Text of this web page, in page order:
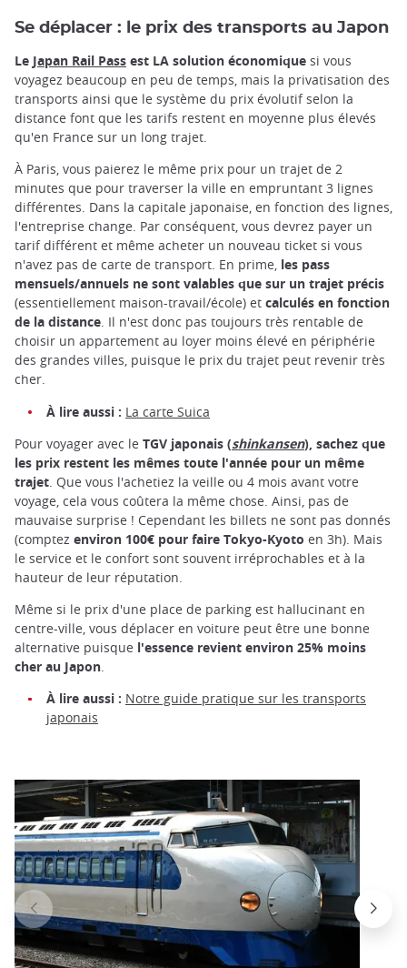
Se déplacer : le prix des transports au Japon
Le Japan Rail Pass est LA solution économique si vous
voyagez beaucoup en peu de temps, mais la privatisation des
transports ainsi que le système du prix évolutif selon la
distance font que les tarifs restent en moyenne plus élevés
qu'en France sur un long trajet.
À Paris, vous paierez le même prix pour un trajet de 2
minutes que pour traverser la ville en empruntant 3 lignes
différentes. Dans la capitale japonaise, en fonction des lignes,
l'entreprise change. Par conséquent, vous devrez payer un
tarif différent et même acheter un nouveau ticket si vous
n'avez pas de carte de transport. En prime, les pass
mensuels/annuels ne sont valables que sur un trajet précis
(essentiellement maison-travail/école) et calculés en fonction
de la distance. Il n'est donc pas toujours très rentable de
choisir un appartement au loyer moins élevé en périphérie
des grandes villes, puisque le prix du trajet peut revenir très
cher.
À lire aussi : La carte Suica
Pour voyager avec le TGV japonais (shinkansen), sachez que
les prix restent les mêmes toute l'année pour un même
trajet . Que vous l'achetiez la veille ou 4 mois avant votre
voyage, cela vous coûtera la même chose. Ainsi, pas de
mauvaise surprise ! Cependant les billets ne sont pas donnés
(comptez environ 100€ pour faire Tokyo-Kyoto en 3h). Mais
le service et le confort sont souvent irréprochables et à la
hauteur de leur réputation.
Même si le prix d'une place de parking est hallucinant en
centre-ville, vous déplacer en voiture peut être une bonne
alternative puisque l'essence revient environ 25% moins
cher au Japon.
À lire aussi : Notre guide pratique sur les transports
japonais